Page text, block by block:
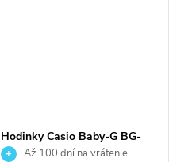
Hodinky Casio Baby-G BG-
169KB-4B1ER
Až 100 dní na vrátenie